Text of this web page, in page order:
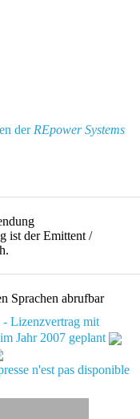
der REpower Systems
ist der Emittent /
Sprachen abrufbar
- Lizenzvertrag mit
Jahr 2007 geplant
n'est pas disponible